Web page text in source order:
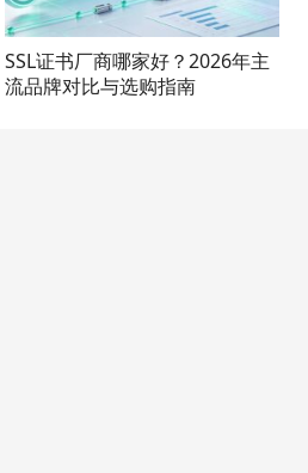
SSL证书厂商哪家好？2026年主
流品牌对比与选购指南